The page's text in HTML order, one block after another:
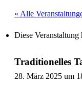
« Alle
Diese Veranstaltung
Traditionelles
28. März 2025 um